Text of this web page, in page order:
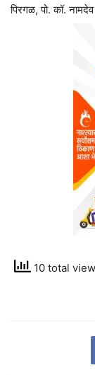
पिरगळ, पो. कॉ.
10 total